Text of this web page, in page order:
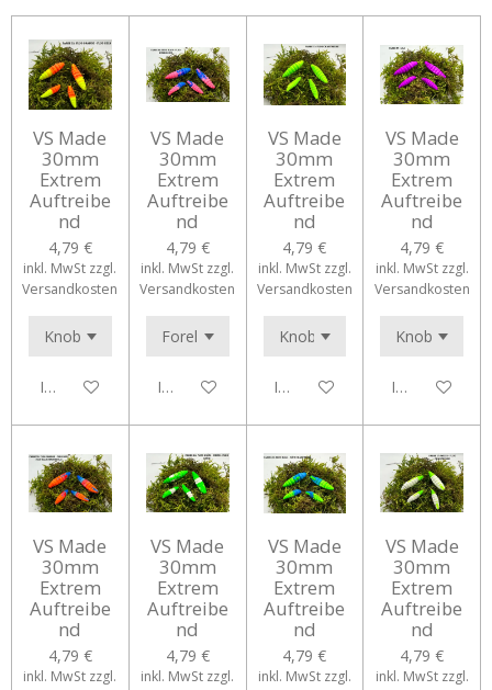
VS Made
30mm
Extrem
Auftreibe
nd
4,79 €
inkl. MwSt zzgl.
Versandkosten
In den Warenkorb
VS Made
30mm
Extrem
Auftreibe
nd
4,79 €
inkl. MwSt zzgl.
Versandkosten
In den Warenkorb
VS Made
30mm
Extrem
Auftreibe
nd
4,79 €
inkl. MwSt zzgl.
Versandkosten
In den Warenkorb
VS Made
30mm
Extrem
Auftreibe
nd
4,79 €
inkl. MwSt zzgl.
Versandkosten
In den
VS Made
30mm
Extrem
Auftreibe
nd
4,79 €
inkl. MwSt zzgl.
VS Made
30mm
Extrem
Auftreibe
nd
4,79 €
inkl. MwSt zzgl.
VS Made
30mm
Extrem
Auftreibe
nd
4,79 €
inkl. MwSt zzgl.
VS Made
30mm
Extrem
Auftreibe
nd
4,79 €
inkl. MwSt zzgl.